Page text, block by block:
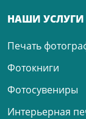
НАШИ УСЛУГИ
Печать
Фотокниги
Фотосувениры
Интерьерная